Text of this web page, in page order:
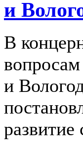
и
В
вопросам
и